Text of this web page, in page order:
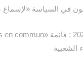
في السياسة
الشعبية